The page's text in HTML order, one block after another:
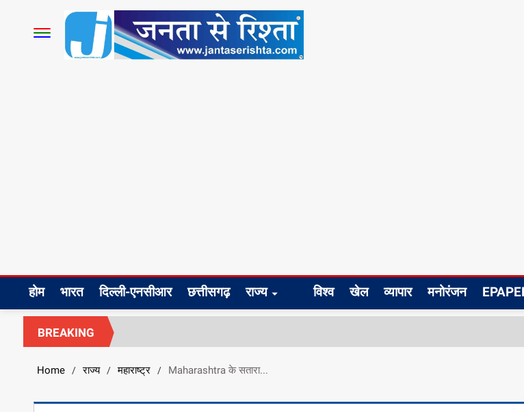
होम भारत दिल्ली-एनसीआर छत्तीसगढ़ राज्य विश्व खेल व्यापार मनोरंजन
BREAKING
Home / राज्य / महाराष्ट्र / Maharashtra के सतारा...